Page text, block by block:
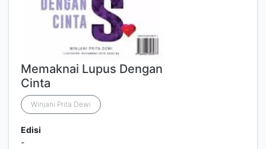
Memaknai Lupus Dengan
Cinta
Winjani Prita Dewi
Edisi
-